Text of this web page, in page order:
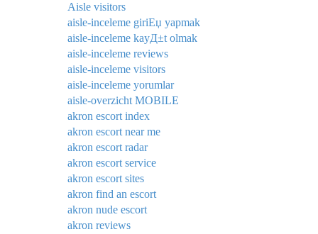
Aisle visitors
aisle-inceleme giriЕџ yapmak
aisle-inceleme kayД±t olmak
aisle-inceleme reviews
aisle-inceleme visitors
aisle-inceleme yorumlar
aisle-overzicht MOBILE
akron escort index
akron escort near me
akron escort radar
akron escort service
akron escort sites
akron find an escort
akron nude escort
akron reviews